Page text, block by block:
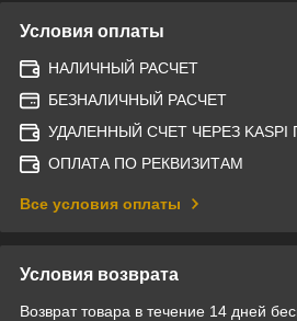
Условия оплаты
НАЛИЧНЫЙ РАСЧЕТ
БЕЗНАЛИЧНЫЙ РАСЧЕТ
УДАЛЕННЫЙ СЧЕТ ЧЕРЕЗ
ОПЛАТА ПО РЕКВИЗИТАМ
Все условия оплаты
Условия возврата
Возврат товара в течение 14 дней